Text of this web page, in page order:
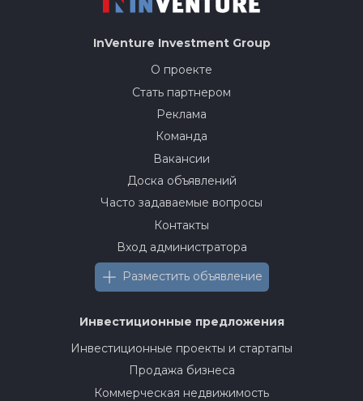
InVenture Investment Group
О проекте
Стать партнером
Реклама
Команда
Вакансии
Доска объявлений
Часто задаваемые вопросы
Контакты
Вход администратора
Разместить объявление
Инвестиционные предложения
Инвестиционные проекты и стартапы
Продажа бизнеса
Коммерческая недвижимость